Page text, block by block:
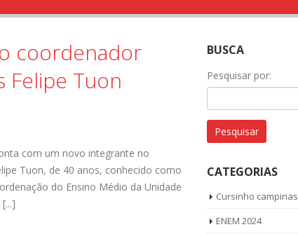
coordenador
Felipe Tuon
com um novo integrante no
Tuon, de 40 anos, conhecido como
do Ensino Médio da Unidade
BUSCA
Pesquisar por:
CATEGORIAS
Cursinho campinas
ENEM 2024